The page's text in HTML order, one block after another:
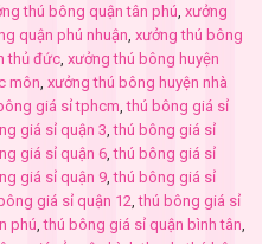
thú bông quận tân phú xưởng
quận phú nhuận xưởng thú bông
thủ đức xưởng thú bông huyện
môn xưởng thú bông huyện nhà
giá sỉ tphcm ,thú bông giá sỉ
giá sỉ quận 3 ,thú bông giá sỉ
giá sỉ quận 6 ,thú bông giá sỉ
giá sỉ quận 9 ,thú bông giá sỉ
giá sỉ quận 12 ,thú bông giá sỉ
phú ,thú bông giá sỉ quận bình tân